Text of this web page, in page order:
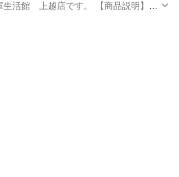
越店です。 【商品説明】